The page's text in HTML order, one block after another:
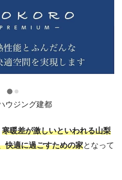
ウジング建都
寒暖差が激しいといわれる山梨
快適に過ごすための家となって